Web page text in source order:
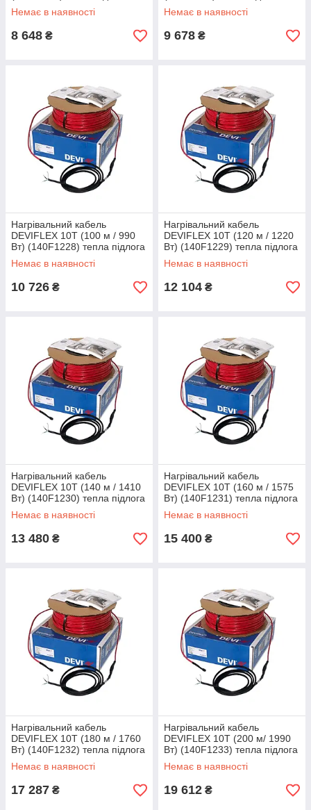
двожильна Devi, Діві
електрична
Немає в наявності
8 648 ₴
двожильна Devi, Діві
електрична
Немає в наявності
9 678 ₴
Нагрівальний кабель
DEVIFLEX 10T (100 м / 990
Вт) (140F1228) тепла підлога
двожильна Devi, Ді Дів'я
електричний
Немає в наявності
10 726 ₴
Нагрівальний кабель
DEVIFLEX 10T (120 м / 1220
Вт) (140F1229) тепла підлога
двожильна Devi, Діві
електрична
Немає в наявності
12 104 ₴
Нагрівальний кабель
DEVIFLEX 10T (140 м / 1410
Вт) (140F1230) тепла підлога
двожильна Devi, Діві
електрична
Немає в наявності
13 480 ₴
Нагрівальний кабель
DEVIFLEX 10T (160 м / 1575
Вт) (140F1231) тепла підлога
двожильна Devi, Діві
електрична
Немає в наявності
15 400 ₴
Нагрівальний кабель
DEVIFLEX 10T (180 м / 1760
Вт) (140F1232) тепла підлога
двожильна Devi, Діві
електрична
Немає в наявності
17 287 ₴
Нагрівальний кабель
DEVIFLEX 10T (200 м/ 1990
Вт) (140F1233) тепла підлога
двожильна Devi, Діві
електрична
Немає в наявності
19 612 ₴